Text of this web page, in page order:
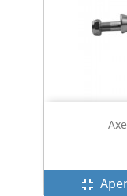
fullscreen_exit